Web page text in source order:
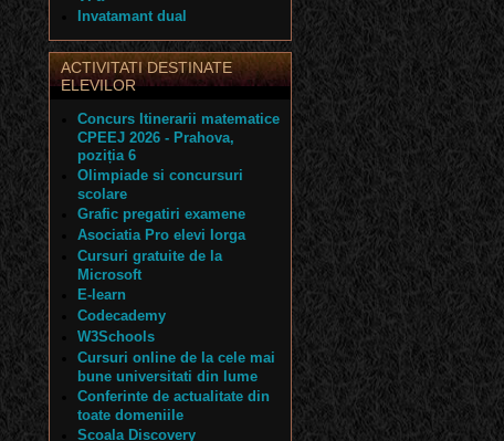
Invatamant dual
ACTIVITATI DESTINATE
ELEVILOR
Concurs Itinerarii matematice
CPEEJ 2026 - Prahova,
poziția 6
Olimpiade si concursuri
scolare
Grafic pregatiri examene
Asociatia Pro elevi Iorga
Cursuri gratuite de la
Microsoft
E-learn
Codecademy
W3Schools
Cursuri online de la cele mai
bune universitati din lume
Conferinte de actualitate din
toate domeniile
Scoala Discovery